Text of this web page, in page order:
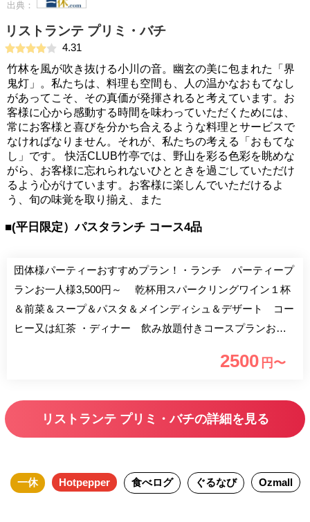
出典：
リストランテ プリミ・バチ
4.31
竹林を風が吹き抜ける小川の音。幽玄の美に包まれた「界
鬼灯」。私たちは、料理も空間も、人の温かなおもてなし
があってこそ、その真価が発揮されると考えています。お
客様に心から感動する時間を味わっていただくためには、
常にお客様と喜びを分かち合えるような料理とサービスで
なければなりません。それが、私たちの考える「おもてな
し」です。 快活CLUB竹亭では、野山を彩る色彩を眺めな
がら、お客様に忘れられないひとときを過ごしていただけ
るよう心がけています。お客様に楽しんでいただけるよ
う、旬の味覚を取り揃え、また
■(平日限定）パスタランチ コース4品
団体様パーティーおすすめプラン！・ランチ パーティープ
ランお一人様3,500円～ 乾杯用スパークリングワイン１杯
＆前菜＆スープ＆パスタ＆メインディシュ＆デザート コー
ヒー又は紅茶 ・ディナー 飲み放題付きコースプランお一
ビス料５％と消費税を頂いております。
2500 円〜
リストランテ プリミ・バチの詳細を見る
一休 Hotpepper 食べログ ぐるなび Ozmall